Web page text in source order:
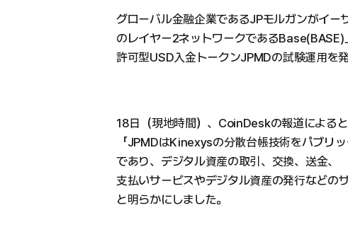
グローバル金融企業であるJPモルガンがイー
のレイヤー2ネットワークであるBase(BASE)
許可型USD入金トークンJPMDの試験運用を
18日（現地時間）、CoinDeskの報道による
「JPMDはKinexysの分散台帳技術をパブリ
であり、デジタル資産の取引、交換、送金、
支払いサービスやデジタル資産の発行などの
と明らかにしました。